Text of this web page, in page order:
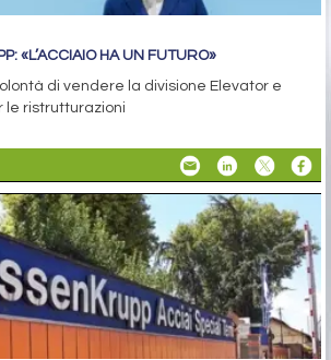
«L’ACCIAIO HA UN FUTURO»
di vendere la divisione Elevator e
le ristrutturazioni